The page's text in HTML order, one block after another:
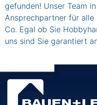
gefunden! Unser Team
Ansprechpartner für alle
Co. Egal ob Sie
uns sind Sie garantiert